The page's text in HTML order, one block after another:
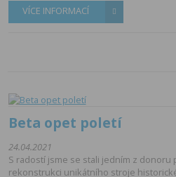
VÍCE INFORMACÍ
Beta opet poletí
24.04.2021
S radostí jsme se stali jedním z donoru
rekonstrukci unikátního stroje